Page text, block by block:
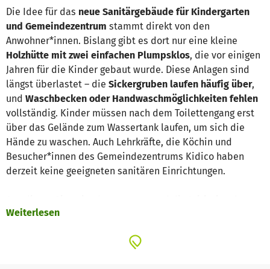
Die Idee für das neue Sanitärgebäude für Kindergarten
und Gemeindezentrum stammt direkt von den
Anwohner*innen. Bislang gibt es dort nur eine kleine
Holzhütte mit zwei einfachen Plumpsklos, die vor einigen
Jahren für die Kinder gebaut wurde. Diese Anlagen sind
längst überlastet – die Sickergruben laufen häufig über,
und Waschbecken oder Handwaschmöglichkeiten fehlen
vollständig. Kinder müssen nach dem Toilettengang erst
über das Gelände zum Wassertank laufen, um sich die
Hände zu waschen. Auch Lehrkräfte, die Köchin und
Besucher*innen des Gemeindezentrums Kidico haben
derzeit keine geeigneten sanitären Einrichtungen.
Menschen vor Ort, gemeinsam mit dem
nachhaltiges Hygieneprojekt umzusetzen. Das neue
Weiterlesen